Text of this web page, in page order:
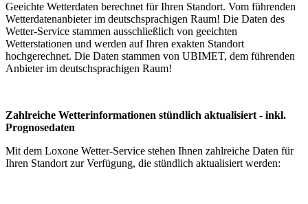
Geeichte Wetterdaten berechnet für Ihren Standort. Vom führenden
Wetterdatenanbieter im deutschsprachigen Raum! Die Daten des
Wetter-Service stammen ausschließlich von geeichten
Wetterstationen und werden auf Ihren exakten Standort
hochgerechnet. Die Daten stammen von UBIMET, dem führenden
Anbieter im deutschsprachigen Raum!
Zahlreiche Wetterinformationen stündlich aktualisiert - inkl.
Prognosedaten
Mit dem Loxone Wetter-Service stehen Ihnen zahlreiche Daten für
Ihren Standort zur Verfügung, die stündlich aktualisiert werden: